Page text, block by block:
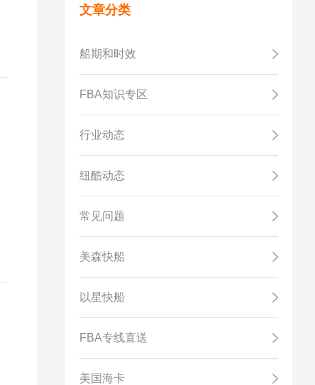
文章分类
船期和时效
FBA知识专区
行业动态
纽酷动态
常见问题
美森快船
以星快船
FBA专线直送
美国海卡